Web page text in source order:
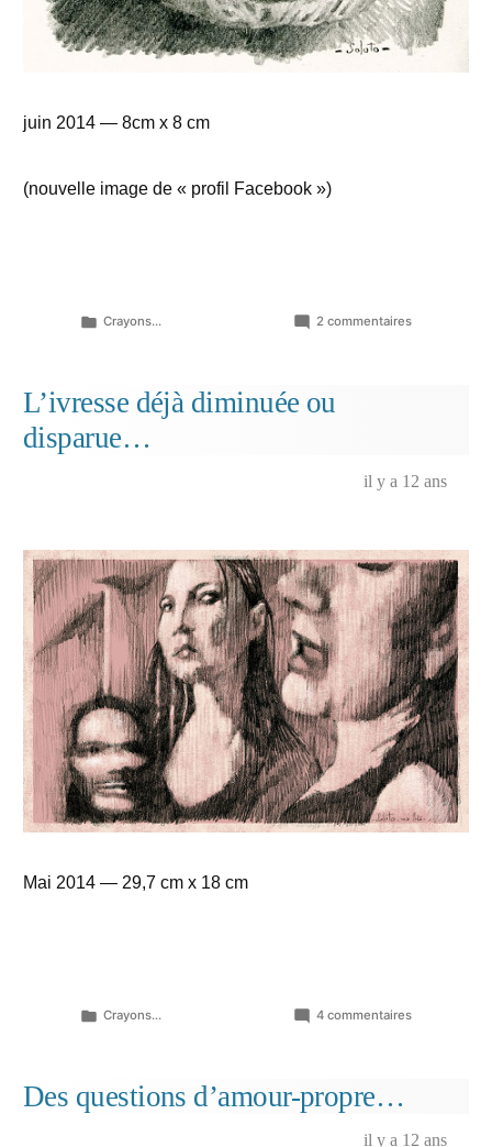
juin 2014 — 8cm x 8 cm
(nouvelle image de « profil Facebook »)
Publié
Crayons... 2 commentairessur
L’ivresse déjà diminuée ou
disparue…
il y a 12 ans
Mai 2014 — 29,7 cm x 18 cm
Publié
Crayons... 4 commentairessur
Des questions d’amour-propre…
il y a 12 ans